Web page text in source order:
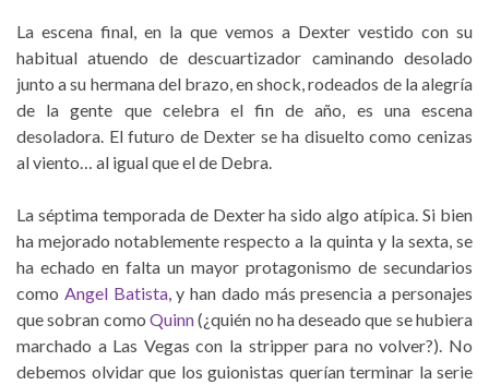
La escena final, en la que vemos a Dexter vestido con su
habitual atuendo de descuartizador caminando desolado
junto a su hermana del brazo, en shock, rodeados de la alegría
de la gente que celebra el fin de año, es una escena
desoladora. El futuro de Dexter se ha disuelto como cenizas
al viento… al igual que el de Debra.
La séptima temporada de Dexter ha sido algo atípica. Si bien
ha mejorado notablemente respecto a la quinta y la sexta, se
ha echado en falta un mayor protagonismo de secundarios
como Angel Batista, y han dado más presencia a personajes
que sobran como Quinn(¿quién no ha deseado que se hubiera
marchado a Las Vegas con la stripper para no volver?). No
debemos olvidar que los guionistas querían terminar la serie